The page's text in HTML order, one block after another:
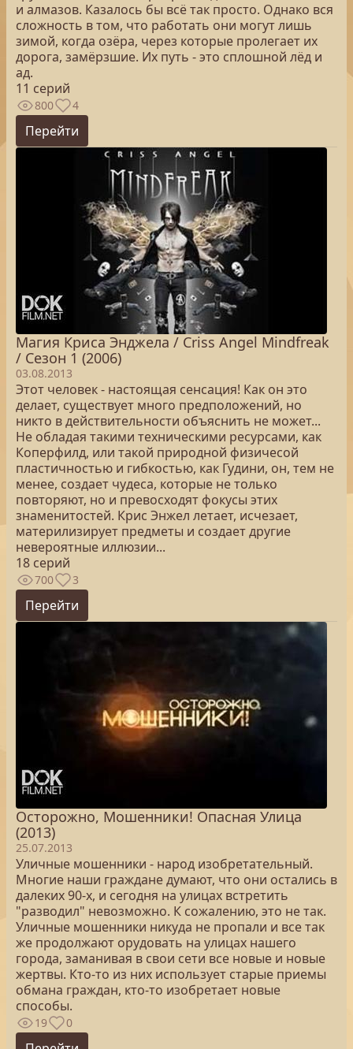
и алмазов. Казалось бы всё так просто. Однако вся
сложность в том, что работать они могут лишь
зимой, когда озёра, через которые пролегает их
дорога, замёрзшие. Их путь - это сплошной лёд и
ад.
11 серий
800 4
Перейти
Магия Криса Энджела / Criss Angel Mindfreak
/ Сезон 1 (2006)
03.08.2013
Этот человек - настоящая сенсация! Как он это
делает, существует много предположений, но
никто в действительности объяснить не может...
Не обладая такими техническими ресурсами, как
Коперфилд, или такой природной физичесой
пластичностью и гибкостью, как Гудини, он, тем не
менее, создает чудеса, которые не только
повторяют, но и превосходят фокусы этих
знаменитостей. Крис Энжел летает, исчезает,
материлизирует предметы и создает другие
невероятные иллюзии...
18 серий
700 3
Перейти
Осторожно, Мошенники! Опасная Улица
(2013)
25.07.2013
Уличные мошенники - народ изобретательный.
Многие наши граждане думают, что они остались в
далеких 90-х, и сегодня на улицах встретить
"разводил" невозможно. К сожалению, это не так.
Уличные мошенники никуда не пропали и все так
же продолжают орудовать на улицах нашего
города, заманивая в свои сети все новые и новые
жертвы. Кто-то из них использует старые приемы
обмана граждан, кто-то изобретает новые
способы.
19 0